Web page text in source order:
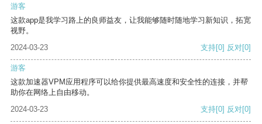
游客
这款app是我学习路上的良师益友，让我能够随时随地学习新知识，拓宽
视野。
2024-03-23
支持[0] 反对[0]
游客
这款加速器VPM应用程序可以给你提供最高速度和安全性的连接，并帮
助你在网络上自由移动。
2024-03-23
支持[0] 反对[0]